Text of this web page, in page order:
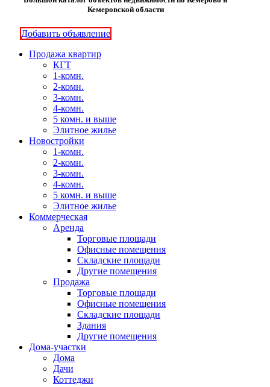
Кемеровской области
Добавить объявление
Продажа квартир
КГТ
1-комн.
2-комн.
3-комн.
4-комн.
5 комн. и выше
Элитное жилье
Новостройки
1-комн.
2-комн.
3-комн.
4-комн.
5 комн. и выше
Элитное жилье
Коммерческая
Аренда
Торговые площади
Офисные помещения
Складские площади
Другие помещения
Продажа
Торговые площади
Офисные помещения
Складские площади
Здания
Другие помещения
Дома-участки
Дома
Дачи
Коттеджи